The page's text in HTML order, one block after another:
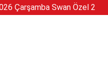
Çarşamba Swan Özel 2